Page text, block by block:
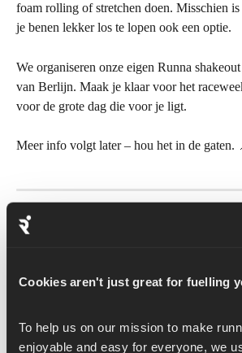
Cookies aren't just great for fuelling
To help us on our mission to make
enjoyable and easy for everyone, we
foam rolling of stretchen doen. Misschien
je benen lekker los te lopen ook een optie.
We organiseren onze eigen Runna
van Berlijn. Maak je klaar voor het
voor de grote dag die voor je ligt.
Meer info volgt later – hou het in de gaten.
💪 Laatste
toe te voegen. Rekken kan helpen om
Check de e-mails of raceberichten van de